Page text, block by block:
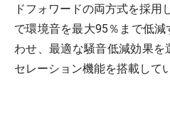
ドフォワードの両方式を採用
で環境音を最大95％まで低
わせ、最適な騒音低減効果
セレーション機能を搭載して